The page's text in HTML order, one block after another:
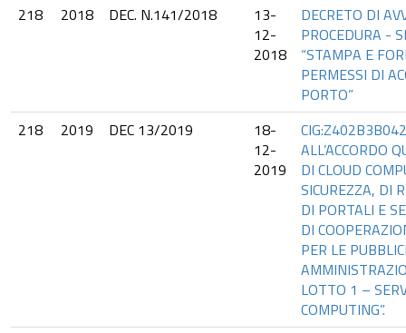
218 2018 DEC. N.141/2018
13-
12-
2018
DECRETO DI
PROCEDURA -
“STAMPA E
PERMESSI DI
PORTO”
218
2019 DEC 13/2019
18-
12-
2019
ALL’ACCORDO
DI CLOUD
SICUREZZA, DI
DI PORTALI E
DI
PER LE
LOTTO 1 –
COMPUTING”.